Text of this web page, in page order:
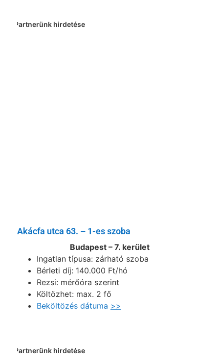
Akácfa utca 63. – 1-es szoba
Budapest – 7. kerület
Ingatlan típusa: zárható szoba
Bérleti díj: 140.000 Ft/hó
Rezsi: mérőóra szerint
Költözhet: max. 2 fő
Beköltözés dátuma >>